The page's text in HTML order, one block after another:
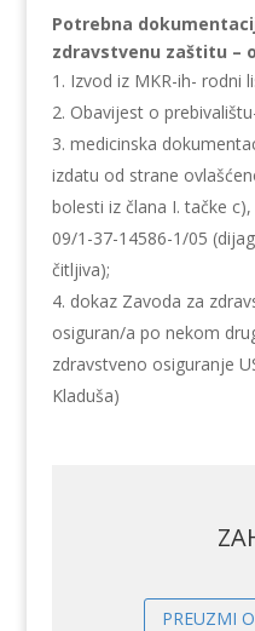
Potrebna
zdravstvenu zaštitu –
Izvod iz MKR-ih- rodni
Obavijest o
medicinska
izdatu od strane
bolesti iz člana I. tačke
09/1-37-14586-1/05
čitljiva);
dokaz Zavoda za
osiguran/a po nekom
zdravstveno osiguranje
Kladuša)
PREUZMI